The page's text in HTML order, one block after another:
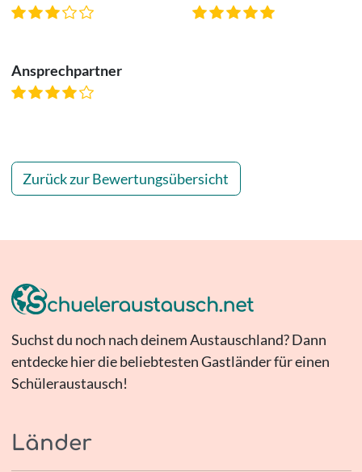
Ansprechpartner
Zurück zur Bewertungsübersicht
Suchst du noch nach deinem Austauschland? Dann
entdecke hier die beliebtesten Gastländer für einen
Schüleraustausch!
Länder